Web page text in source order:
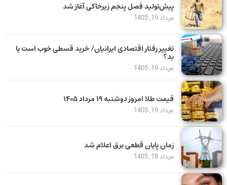
پیش‌تولید فصل پنجم زیرخاکی آغاز شد
مرداد 19, 1405
تغییر رفتار اقتصادی ایرانیان/ خرید قسطی خوب است یا
بد؟
مرداد 19, 1405
قیمت طلا امروز دوشنبه ۱۹ مرداد ۱۴۰۵
مرداد 19, 1405
زمان پایان قطعی برق اعلام شد
مرداد 18, 1405